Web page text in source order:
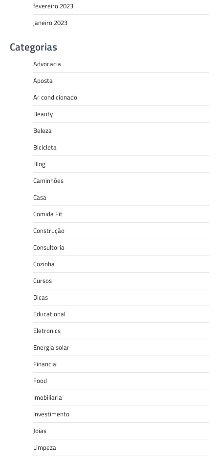
fevereiro 2023
janeiro 2023
Categorias
Advocacia
Aposta
Ar condicionado
Beauty
Beleza
Bicicleta
Blog
Caminhões
Casa
Comida Fit
Construção
Consultoria
Cozinha
Cursos
Dicas
Educational
Eletronics
Energia solar
Financial
Food
Imobiliaria
Investimento
Joias
Limpeza